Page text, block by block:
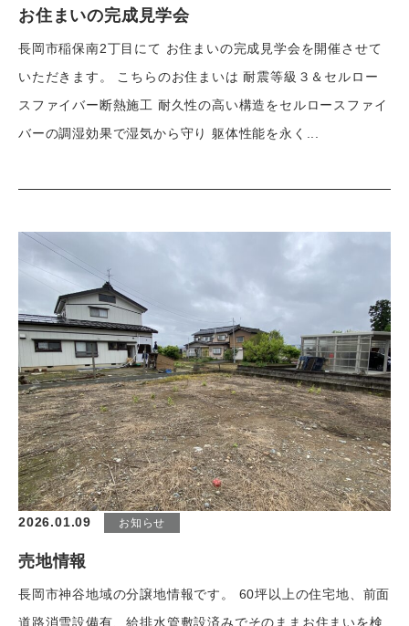
お住まいの完成見学会
長岡市稲保南2丁目にて お住まいの完成見学会を開催させて
いただきます。 こちらのお住まいは 耐震等級３＆セルロー
スファイバー断熱施工 耐久性の高い構造をセルロースファイ
バーの調湿効果で湿気から守り 躯体性能を永く...
2026.01.09 お知らせ
売地情報
長岡市神谷地域の分譲地情報です。 60坪以上の住宅地、前面
道路消雪設備有、給排水管敷設済みでそのままお住まいを検